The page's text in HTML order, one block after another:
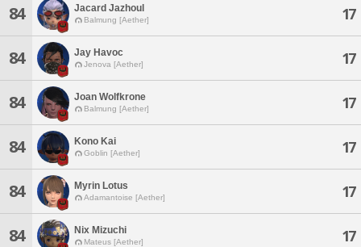
84 Jacard Jazhoul
Balmung [Aether] 17
84 Jay Havoc
Jenova [Aether] 17
84 Joan Wolfkrone
Balmung [Aether] 17
84 Kono Kai
Goblin [Aether] 17
84 Myrin Lotus
Adamantoise [Aether] 17
84 Nix Mizuchi
Mateus [Aether] 17